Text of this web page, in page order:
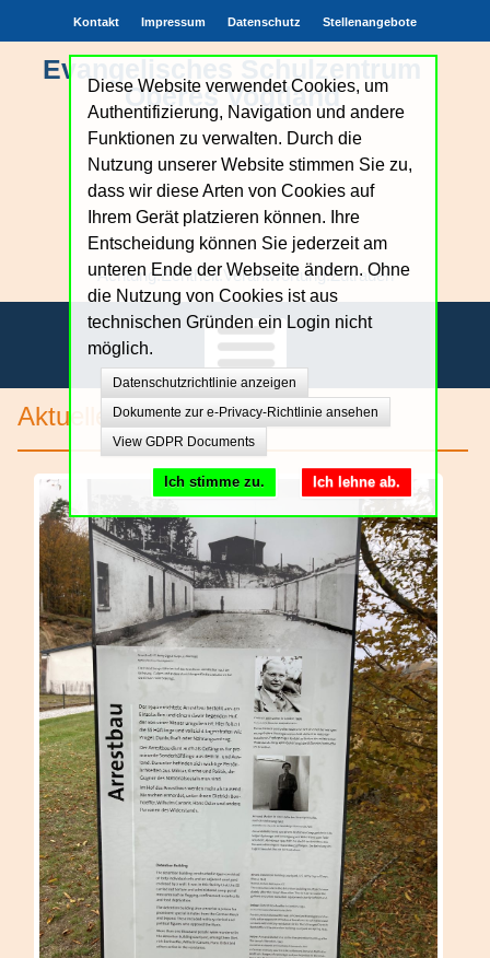
Evangelisches Schulzentrum
Oberes Vogtland
Achtung.Echtheit.Verantwortung.Zutrauen
Kontakt Impressum Datenschutz Stellenangebote
Unsere Schule
Bildungsangebote
Schulgemeinschaft
Schulorganisation
Aktuelles
Diese Website verwendet Cookies, um
Authentifizierung, Navigation und andere
Funktionen zu verwalten. Durch die
Nutzung unserer Website stimmen Sie zu,
dass wir diese Arten von Cookies auf
Ihrem Gerät platzieren können. Ihre
Entscheidung können Sie jederzeit am
unteren Ende der Webseite ändern. Ohne
die Nutzung von Cookies ist aus
technischen Gründen ein Login nicht
möglich.
Datenschutzrichtlinie anzeigen
Dokumente zur e-Privacy-Richtlinie ansehen
View GDPR Documents
Ich lehne ab.
Ich stimme zu.